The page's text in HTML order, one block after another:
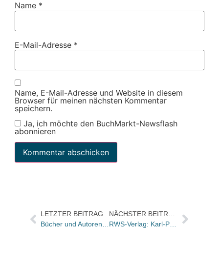
Name *
E-Mail-Adresse *
Name, E-Mail-Adresse und Website in diesem
Browser für meinen nächsten Kommentar
speichern.
Ja, ich möchte den BuchMarkt-Newsflash
abonnieren
LETZTER BEITRAG